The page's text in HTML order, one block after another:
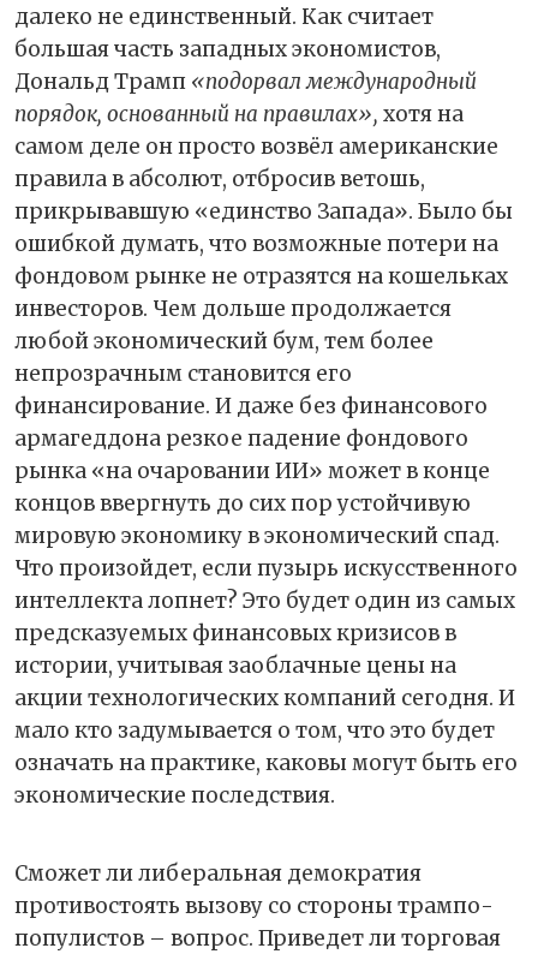
далеко не единственный. Как считает
большая часть западных экономистов,
Дональд Трамп «подорвал международный
порядок, основанный на правилах», хотя на
самом деле он просто возвёл американские
правила в абсолют, отбросив ветошь,
прикрывавшую «единство Запада». Было бы
ошибкой думать, что возможные потери на
фондовом рынке не отразятся на кошельках
инвесторов. Чем дольше продолжается
любой экономический бум, тем более
непрозрачным становится его
финансирование. И даже без финансового
армагеддона резкое падение фондового
рынка «на очаровании ИИ» может в конце
концов ввергнуть до сих пор устойчивую
мировую экономику в экономический спад.
Что произойдет, если пузырь искусственного
интеллекта лопнет? Это будет один из самых
предсказуемых финансовых кризисов в
истории, учитывая заоблачные цены на
акции технологических компаний сегодня. И
мало кто задумывается о том, что это будет
означать на практике, каковы могут быть его
экономические последствия.
Сможет ли либеральная демократия
противостоять вызову со стороны трампо-
популистов – вопрос. Приведет ли торговая